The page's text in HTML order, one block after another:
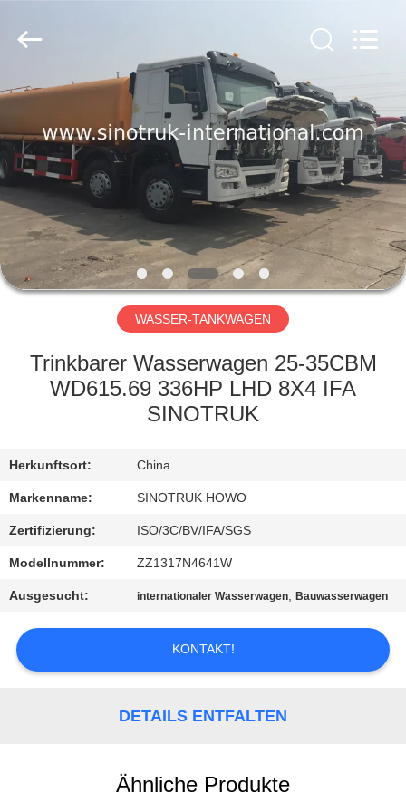
ZU
HAUSE
PRODUKTE
ÜBER
UNS
WERKSBESICHTIGUNG
QUALITÄTSKONTROLLE
MIT
UNS
BITTE
UM
ANGEBOT
LTD..
WASSER-TANKWAGEN
Trinkbarer Wasserwagen 25-35CBM
WD615.69 336HP LHD 8X4 IFA
SINOTRUK
Herkunftsort: China
Markenname: SINOTRUK HOWO
Zertifizierung: ISO/3C/BV/IFA/SGS
Modellnummer: ZZ1317N4641W
Ausgesucht: internationaler Wasserwagen,Bauwasserwagen
KONTAKT!
DETAILS ENTFALTEN
Ähnliche Produkte